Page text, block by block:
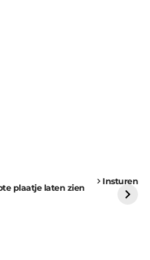
Insturen
plaatje laten zien
uitdaging